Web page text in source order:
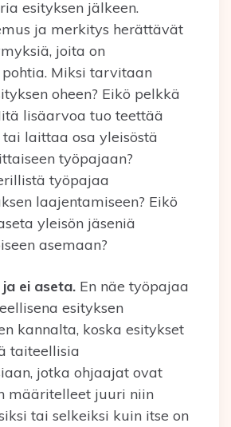
esityksen jälkeen.
ja merkitys herättävät
joita on
Miksi tarvitaan
oheen? Eikö pelkkä
lisäarvoa tuo teettää
laittaa osa yleisöstä
työpajaan?
työpajaa
laajentamiseen? Eikö
yleisön jäseniä
asemaan?
ei aseta. En näe työpajaa
esityksen
kannalta, koska esitykset
taiteellisia
jotka ohjaajat ovat
määritelleet juuri niin
tai selkeiksi kuin itse on